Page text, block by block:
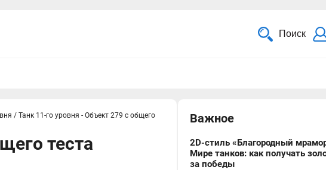
Поиск
/ Танк 11-го уровня - Объект 279 с общего
теста
Важное
2D-стиль «Благородный
Мире танков: как получать
за победы